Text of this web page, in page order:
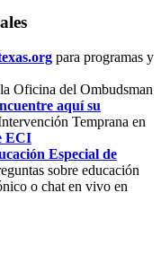
para programas y
Oficina del Ombudsman
aquí su
Temprana en
ECI
Especial de
sobre educación
o chat en vivo en